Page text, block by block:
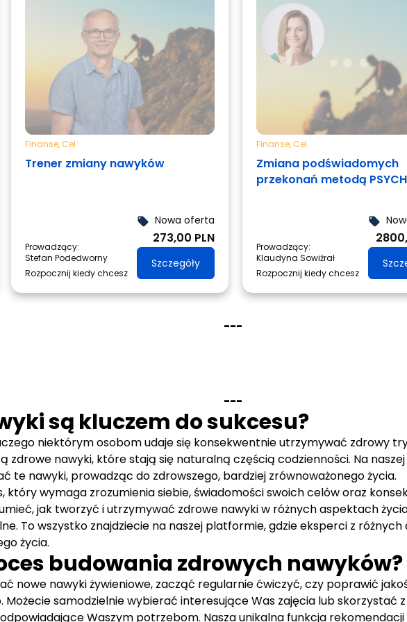
Finanse, Cel
Trener zmiany nawyków
Prowadzący:
Stefan Podedworny
Rozpocznij kiedy chcesz
local_offer Nowa oferta
273,00 PLN
Szczegóły
Finanse, Cel
Zmiana podświadomych
przekonań metodą
Prowadzący:
Klaudyna Sowiźrał
Rozpocznij kiedy chcesz
local_offer
---
---
są kluczem do sukcesu?
niektórym osobom udaje się konsekwentnie utrzymywać zdrowy
zdrowe nawyki, które stają się naturalną częścią codzienności. Na
te nawyki, prowadząc do zdrowszego, bardziej zrównoważonego życia.
wymaga zrozumienia siebie, świadomości swoich celów oraz
jak tworzyć i utrzymywać zdrowe nawyki w różnych aspektach
To wszystko znajdziecie na naszej platformie, gdzie eksperci z
życia.
budowania zdrowych nawyków?
nowe nawyki żywieniowe, zacząć regularnie ćwiczyć, czy poprawić
samodzielnie wybierać interesujące Was zajęcia lub
Waszym potrzebom. Nasza unikalna funkcja rekomendacji